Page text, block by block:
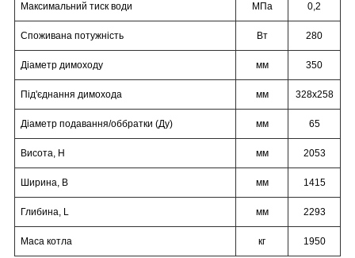
Максимальний тиск води МПа 0,2
Споживана потужність Вт 280
Діаметр димоходу мм 350
Під'єднання димохода мм 328х258
Діаметр подавання/оббратки (Ду) мм 65
Висота, Н мм 2053
Ширина, В мм 1415
Глибина, L мм 2293
Маса котла кг 1950